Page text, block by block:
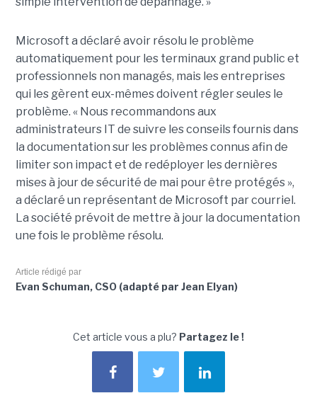
Microsoft a déclaré avoir résolu le problème
automatiquement pour les terminaux grand public et
professionnels non managés, mais les entreprises
qui les gèrent eux-mêmes doivent régler seules le
problème. « Nous recommandons aux
administrateurs IT de suivre les conseils fournis dans
la documentation sur les problèmes connus afin de
limiter son impact et de redéployer les dernières
mises à jour de sécurité de mai pour être protégés »,
a déclaré un représentant de Microsoft par courriel.
La société prévoit de mettre à jour la documentation
une fois le problème résolu.
Article rédigé par
Evan Schuman, CSO (adapté par Jean Elyan)
Cet article vous a plu? Partagez le !